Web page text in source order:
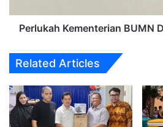
Perlukah Kementerian BUMN
Related Articles